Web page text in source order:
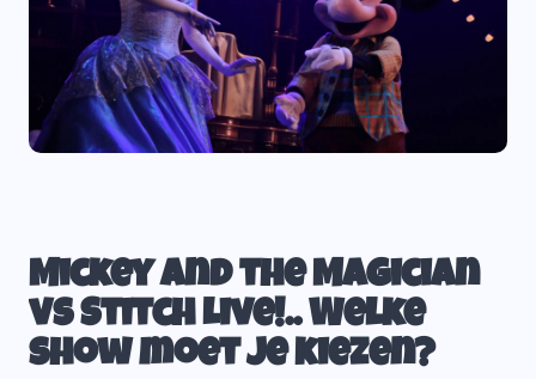
Mickey and the Magician
vs Stitch Live!.. Welke
show moet je kiezen?